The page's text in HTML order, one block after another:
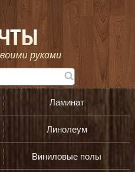
Ламинат
Линолеум
Виниловые полы